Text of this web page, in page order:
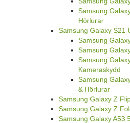
Samsung
Hörlurar
Samsung Galaxy S21
Samsung
Samsung
Samsung
Kameraskydd
Samsung
& Hörlurar
Samsung Galaxy Z
Samsung Galaxy Z
Samsung Galaxy A53